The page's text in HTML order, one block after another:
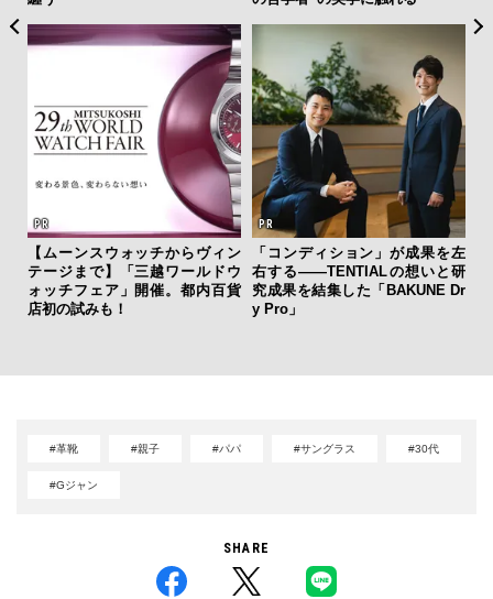
【ムーンスウォッチからヴィン
テージまで】「三越ワールドウ
ォッチフェア」開催。都内百貨
店初の試みも！
「コンディション」が成果を左
右する——TENTIALの想いと研
究成果を結集した「BAKUNE Dr
y Pro」
モ
#革靴 #親子 #パパ #サングラス #30代
#Gジャン
SHARE